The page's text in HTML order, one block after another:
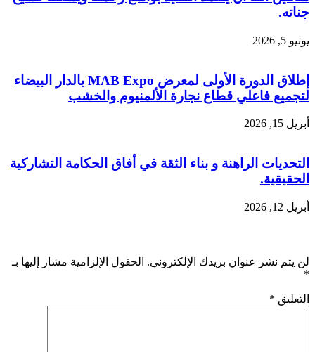
جناته.
يونيو 5, 2026
إطلاق الدورة الأولى لمعرض MAB Expo بالدار البيضاء
لتجميع فاعلي قطاع نجارة الألمنيوم والخشب
أبريل 15, 2026
التحديات الراهنة و بناء الثقة في أفاق الحكامة التشاركية
الحقيقية.
أبريل 12, 2026
لن يتم نشر عنوان بريدك الإلكتروني. الحقول الإلزامية مشار إليها بـ
*
التعليق *